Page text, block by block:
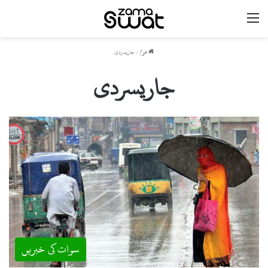
ھوم/جاریسردی
جاریسردی
سوات کی خبریں